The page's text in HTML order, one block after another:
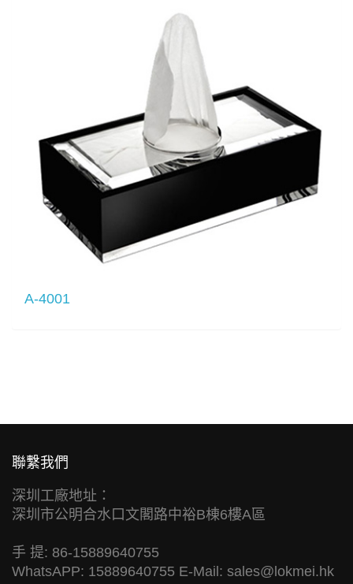
A-4001
聯繫我們
深圳工廠地址：
深圳市公明合水口文閣路中裕B棟6樓A區
手 提: 86-15889640755
WhatsAPP: 15889640755 E-Mail: sales@lokmei.hk